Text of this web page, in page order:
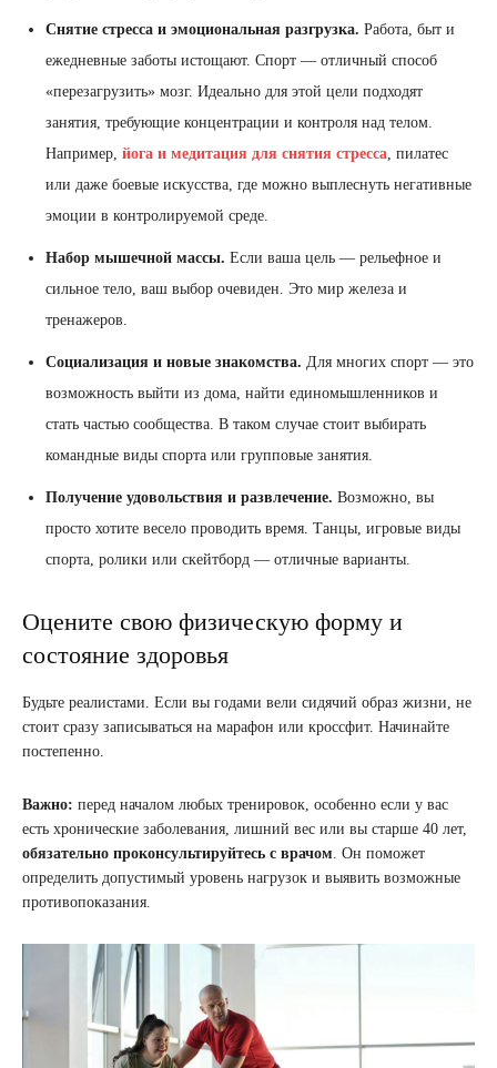
Снятие стресса и эмоциональная разгрузка. Работа, быт и
ежедневные заботы истощают. Спорт — отличный способ
«перезагрузить» мозг. Идеально для этой цели подходят
занятия, требующие концентрации и контроля над телом.
Например, йога и медитация для снятия стресса, пилатес
или даже боевые искусства, где можно выплеснуть негативные
эмоции в контролируемой среде.
Набор мышечной массы. Если ваша цель — рельефное и
сильное тело, ваш выбор очевиден. Это мир железа и
тренажеров.
Социализация и новые знакомства. Для многих спорт — это
возможность выйти из дома, найти единомышленников и
стать частью сообщества. В таком случае стоит выбирать
командные виды спорта или групповые занятия.
Получение удовольствия и развлечение. Возможно, вы
просто хотите весело проводить время. Танцы, игровые виды
спорта, ролики или скейтборд — отличные варианты.
Оцените свою физическую форму и
состояние здоровья
Будьте реалистами. Если вы годами вели сидячий образ жизни, не
стоит сразу записываться на марафон или кроссфит. Начинайте
постепенно.
Важно: перед началом любых тренировок, особенно если у вас
есть хронические заболевания, лишний вес или вы старше 40 лет,
обязательно проконсультируйтесь с врачом. Он поможет
определить допустимый уровень нагрузок и выявить возможные
противопоказания.